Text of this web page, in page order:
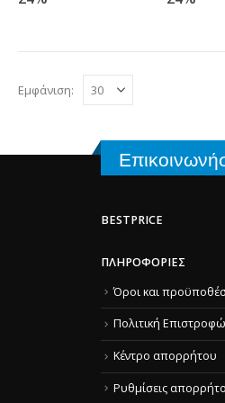
Εμφάνιση:
BESTPRICE
ΠΛΗΡΟΦΟΡΊΕΣ
Όροι και
Πολιτική
Κέντρο απορρήτου
Ρυθμίσεις